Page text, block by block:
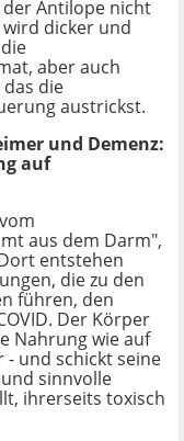
Antilope nicht
dicker und
aber auch
die
austrickst.
und Demenz:
auf
aus dem Darm",
entstehen
die zu den
führen, den
Der Körper
Nahrung wie auf
- und schickt seine
sinnvolle
ihrerseits toxisch